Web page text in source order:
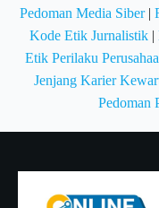
Pedoman Media Siber|
Kode Etik Jurnalistik|
Etik Perilaku
Jenjang Karier
Pedoman